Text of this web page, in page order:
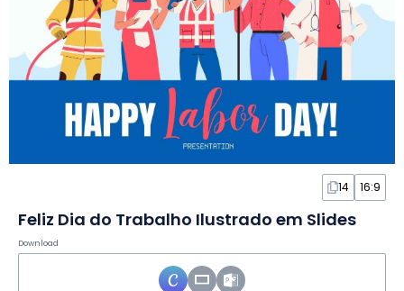
14 16:9
Feliz Dia do Trabalho Ilustrado em Slides
Download